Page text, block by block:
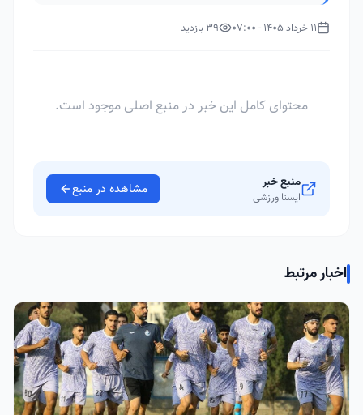
11 خرداد 1405 - 07:00 39 بازدید
محتوای کامل این خبر در منبع اصلی موجود است.
منبع خبر
ایسنا ورزشی مشاهده در منبع
اخبار مرتبط